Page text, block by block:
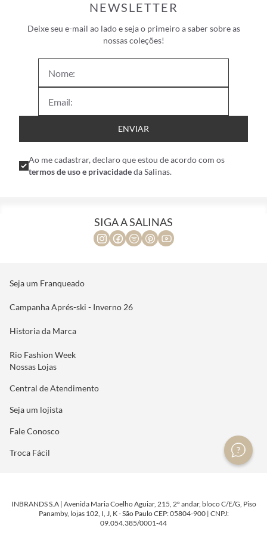
NEWSLETTER
Deixe seu e-mail ao lado e seja o primeiro a saber sobre as
nossas coleções!
ENVIAR
Ao me cadastrar, declaro que estou de acordo com os
termos de uso e privacidadeda Salinas.
SIGA A SALINAS
Seja um Franqueado
Campanha Aprés-ski - Inverno 26
Historia da Marca
Rio Fashion Week
Nossas Lojas
Central de Atendimento
Seja um lojista
Fale Conosco
Troca Fácil
INBRANDS S.A | Avenida Maria Coelho Aguiar, 215, 2º andar, bloco C/E/G, Piso
Panamby, lojas 102, I, J, K - São Paulo CEP: 05804-900 | CNPJ:
09.054.385/0001-44